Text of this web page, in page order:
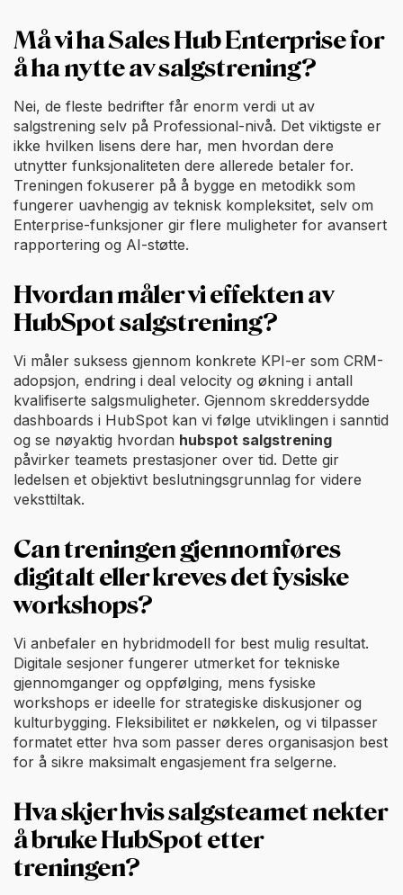
Må vi ha Sales Hub Enterprise for
å ha nytte av salgstrening?
Nei, de fleste bedrifter får enorm verdi ut av
salgstrening selv på Professional-nivå. Det viktigste er
ikke hvilken lisens dere har, men hvordan dere
utnytter funksjonaliteten dere allerede betaler for.
Treningen fokuserer på å bygge en metodikk som
fungerer uavhengig av teknisk kompleksitet, selv om
Enterprise-funksjoner gir flere muligheter for avansert
rapportering og AI-støtte.
Hvordan måler vi effekten av
HubSpot salgstrening?
Vi måler suksess gjennom konkrete KPI-er som CRM-
adopsjon, endring i deal velocity og økning i antall
kvalifiserte salgsmuligheter. Gjennom skreddersydde
dashboards i HubSpot kan vi følge utviklingen i sanntid
og se nøyaktig hvordan hubspot salgstrening
påvirker teamets prestasjoner over tid. Dette gir
ledelsen et objektivt beslutningsgrunnlag for videre
veksttiltak.
Can treningen gjennomføres
digitalt eller kreves det fysiske
workshops?
Vi anbefaler en hybridmodell for best mulig resultat.
Digitale sesjoner fungerer utmerket for tekniske
gjennomganger og oppfølging, mens fysiske
workshops er ideelle for strategiske diskusjoner og
kulturbygging. Fleksibilitet er nøkkelen, og vi tilpasser
formatet etter hva som passer deres organisasjon best
for å sikre maksimalt engasjement fra selgerne.
Hva skjer hvis salgsteamet nekter
å bruke HubSpot etter
treningen?